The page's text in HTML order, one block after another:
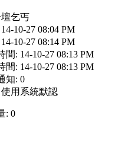
乞丐
10-27 08:04 PM
10-27 08:14 PM
間: 14-10-27 08:13 PM
間: 14-10-27 08:13 PM
知: 0
用系統默認
: 0